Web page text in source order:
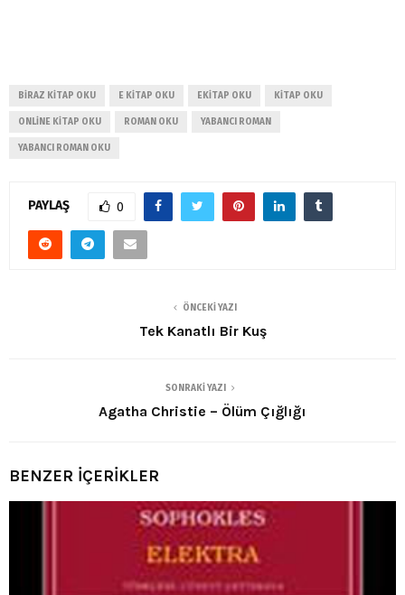
BIRAZ KITAP OKU E KITAP OKU EKITAP OKU KITAP OKU
ONLINE KITAP OKU ROMAN OKU YABANCI ROMAN
YABANCI ROMAN OKU
PAYLAŞ 0
ÖNCEKI YAZI
Tek Kanatlı Bir Kuş
SONRAKI YAZI
Agatha Christie – Ölüm Çığlığı
BENZER İÇERİKLER